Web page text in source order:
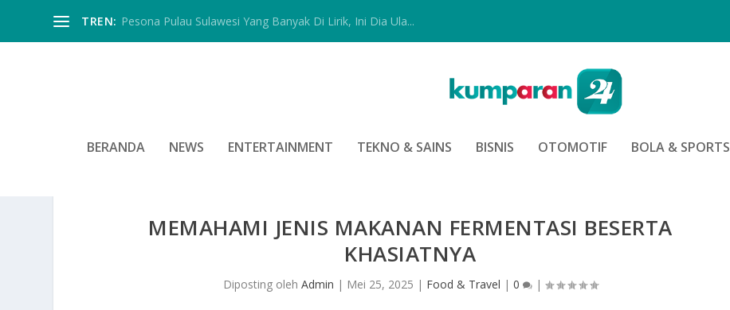
TREN: Pesona Pulau Sulawesi Yang Banyak Di Lirik, Ini Dia Ula...
BERANDA NEWS ENTERTAINMENT TEKNO & SAINS BISNIS OTOMOTIF BOLA & SPORTS
MEMAHAMI JENIS MAKANAN FERMENTASI BESERTA
KHASIATNYA
Diposting oleh Admin | Mei 25, 2025 | Food & Travel | 0 |